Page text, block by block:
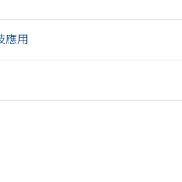
應用